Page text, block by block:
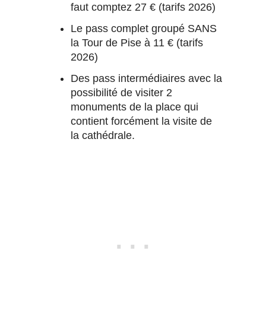
faut comptez 27 € (tarifs 2026)
Le pass complet groupé SANS
la Tour de Pise à 11 € (tarifs
2026)
Des pass intermédiaires avec la
possibilité de visiter 2
monuments de la place qui
contient forcément la visite de
la cathédrale.